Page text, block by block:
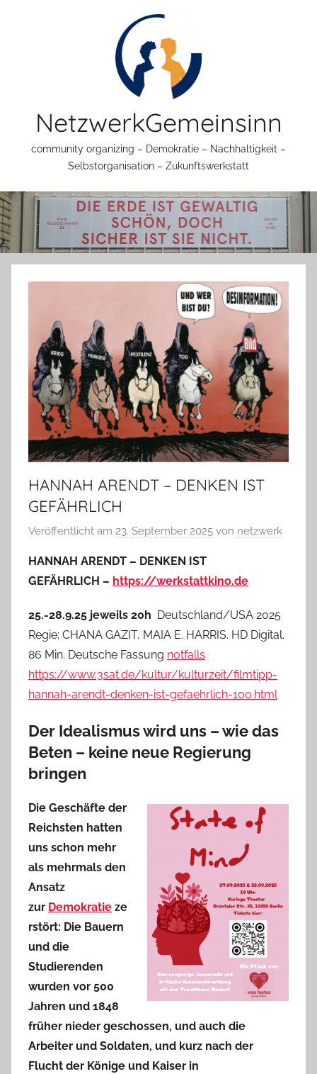
NetzwerkGemeinsinn
community organizing – Demokratie – Nachhaltigkeit –
Selbstorganisation – Zukunftswerkstatt
HANNAH ARENDT – DENKEN IST
GEFÄHRLICH
Veröffentlicht am 23. September 2025 von netzwerk
HANNAH ARENDT – DENKEN IST
GEFÄHRLICH – https://werkstattkino.de
25.-28.9.25 jeweils 20h Deutschland/USA 2025
Regie: CHANA GAZIT, MAIA E. HARRIS. HD Digital.
86 Min. Deutsche Fassung notfalls
https://www.3sat.de/kultur/kulturzeit/filmtipp-
hannah-arendt-denken-ist-gefaehrlich-100.html
Der Idealismus wird uns – wie das
Beten – keine neue Regierung
bringen
Die Geschäfte der
Reichsten hatten
uns schon mehr
als mehrmals den
Ansatz
zur Demokratie ze
rstört: Die Bauern
und die
Studierenden
wurden vor 500
Jahren und 1848
früher nieder geschossen, und auch die
Arbeiter und Soldaten, und kurz nach der
Flucht der Könige und Kaiser in